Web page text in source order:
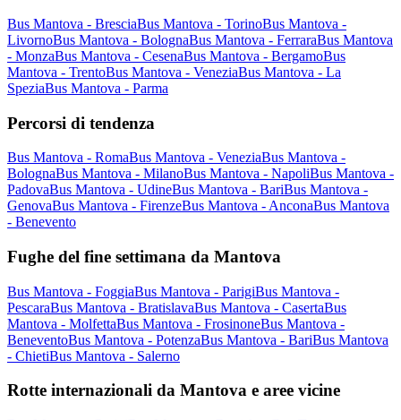
Bus Mantova - BresciaBus Mantova - TorinoBus Mantova -
LivornoBus Mantova - BolognaBus Mantova - FerraraBus Mantova
- MonzaBus Mantova - CesenaBus Mantova - BergamoBus
Mantova - TrentoBus Mantova - VeneziaBus Mantova - La
SpeziaBus Mantova - Parma
Percorsi di tendenza
Bus Mantova - RomaBus Mantova - VeneziaBus Mantova -
BolognaBus Mantova - MilanoBus Mantova - NapoliBus Mantova -
PadovaBus Mantova - UdineBus Mantova - BariBus Mantova -
GenovaBus Mantova - FirenzeBus Mantova - AnconaBus Mantova
- Benevento
Fughe del fine settimana da Mantova
Bus Mantova - FoggiaBus Mantova - ParigiBus Mantova -
PescaraBus Mantova - BratislavaBus Mantova - CasertaBus
Mantova - MolfettaBus Mantova - FrosinoneBus Mantova -
BeneventoBus Mantova - PotenzaBus Mantova - BariBus Mantova
- ChietiBus Mantova - Salerno
Rotte internazionali da Mantova e aree vicine